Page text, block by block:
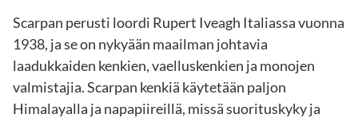
Scarpan perusti loordi Rupert Iveagh Italiassa vuonna
1938, ja se on nykyään maailman johtavia
laadukkaiden kenkien, vaelluskenkien ja monojen
valmistajia. Scarpan kenkiä käytetään paljon
Himalayalla ja napapiireillä, missä suorituskyky ja